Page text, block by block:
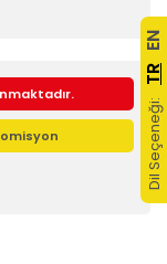
Dil Seçeneği:
TR
EN